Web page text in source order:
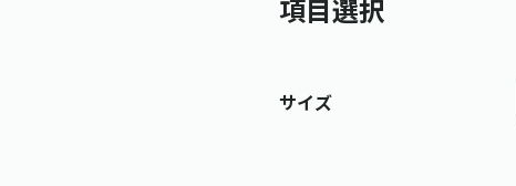
項目選択
サイズ